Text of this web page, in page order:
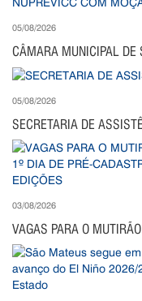
05/08/2026
CÂMARA MUNICIPAL DE
05/08/2026
SECRETARIA DE
03/08/2026
VAGAS PARA O